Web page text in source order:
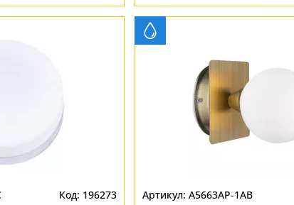
196273 A5663AP-1AB